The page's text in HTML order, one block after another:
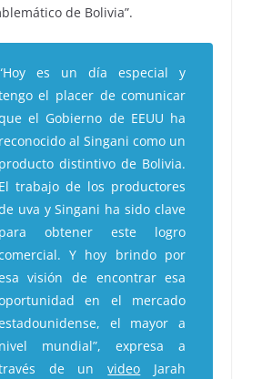
de Bolivia”.
es un día especial y
el placer de comunicar
el Gobierno de EEUU ha
reconocido al Singani como un
producto distintivo de Bolivia.
El trabajo de los productores
uva y Singani ha sido clave
para obtener este logro
Y hoy brindo por
visión de encontrar esa
en el mercado
el mayor a
nivel mundial”, expresa a
de unvideo Jarah